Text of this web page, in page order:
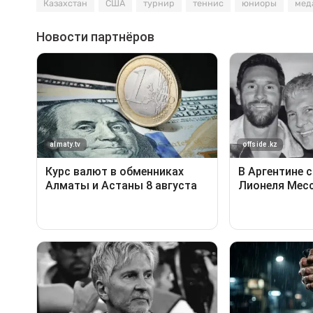
Казахстан США турнир теннис юниоры